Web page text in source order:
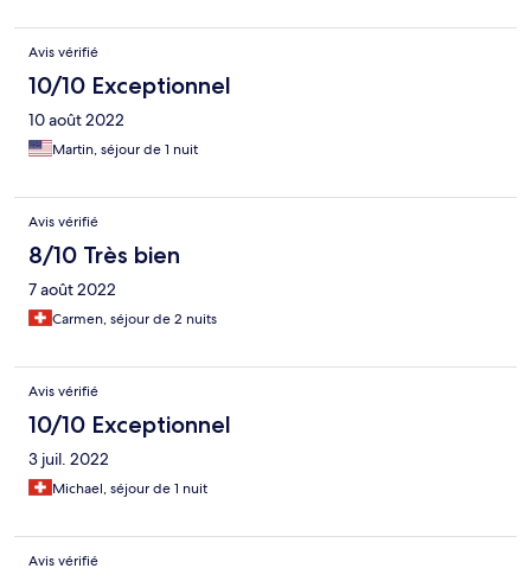
Avis vérifié
10/10 Exceptionnel
10 août 2022
Martin, séjour de 1 nuit
Avis vérifié
8/10 Très bien
7 août 2022
Carmen, séjour de 2 nuits
Avis vérifié
10/10 Exceptionnel
3 juil. 2022
Michael, séjour de 1 nuit
Avis vérifié